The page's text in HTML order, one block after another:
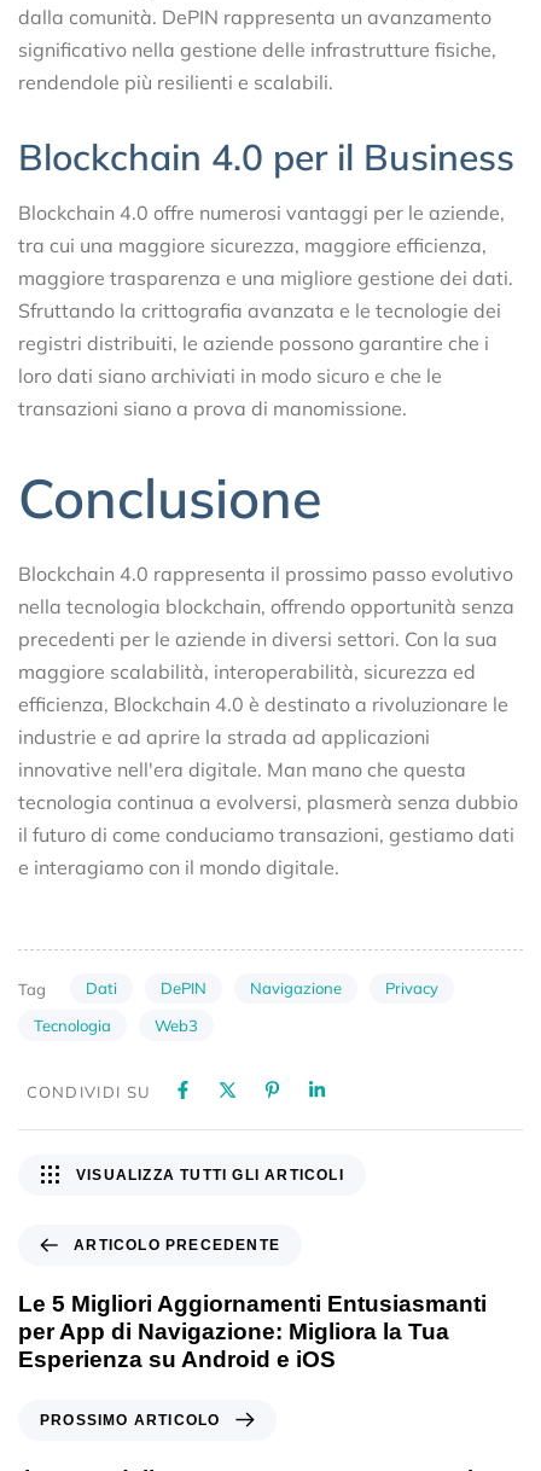
dalla comunità. DePIN rappresenta un avanzamento
significativo nella gestione delle infrastrutture fisiche,
rendendole più resilienti e scalabili.
Blockchain 4.0 per il Business
Blockchain 4.0 offre numerosi vantaggi per le aziende,
tra cui una maggiore sicurezza, maggiore efficienza,
maggiore trasparenza e una migliore gestione dei dati.
Sfruttando la crittografia avanzata e le tecnologie dei
registri distribuiti, le aziende possono garantire che i
loro dati siano archiviati in modo sicuro e che le
transazioni siano a prova di manomissione.
Conclusione
Blockchain 4.0 rappresenta il prossimo passo evolutivo
nella tecnologia blockchain, offrendo opportunità senza
precedenti per le aziende in diversi settori. Con la sua
maggiore scalabilità, interoperabilità, sicurezza ed
efficienza, Blockchain 4.0 è destinato a rivoluzionare le
industrie e ad aprire la strada ad applicazioni
innovative nell'era digitale. Man mano che questa
tecnologia continua a evolversi, plasmerà senza dubbio
il futuro di come conduciamo transazioni, gestiamo dati
e interagiamo con il mondo digitale.
Tag Dati DePIN Navigazione
Privacy
Tecnologia
Web3
CONDIVIDI SU
ARTICOLO PRECEDENTE
Le 5 Migliori Aggiornamenti Entusiasmanti
per App di Navigazione: Migliora la Tua
Esperienza su Android e iOS
VISUALIZZA TUTTI GLI ARTICOLI
PROSSIMO ARTICOLO